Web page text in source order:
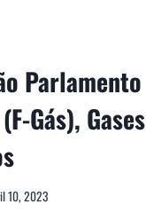
Parlamento
Gás), Gases
10, 2023